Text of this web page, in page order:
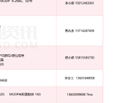
司
DMO
2666 BM1/BM2